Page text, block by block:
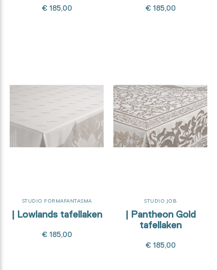
€ 185,00 € 185,00
STUDIO FORMAFANTASMA
| Lowlands tafellaken
€ 185,00
STUDIO JOB
| Pantheon Gold
tafellaken
€ 185,00